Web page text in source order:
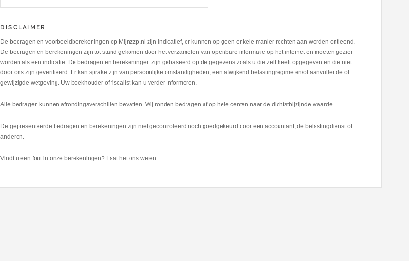
DISCLAIMER
De bedragen en voorbeeldberekeningen op Mijnzzp.nl zijn indicatief, er kunnen op geen enkele manier rechten aan worden ontleend.
De bedragen en berekeningen zijn tot stand gekomen door het verzamelen van openbare informatie op het internet en moeten gezien
worden als een indicatie. De bedragen en berekeningen zijn gebaseerd op de gegevens zoals u die zelf heeft opgegeven en die niet
door ons zijn geverifieerd. Er kan sprake zijn van persoonlijke omstandigheden, een afwijkend belastingregime en/of aanvullende of
gewijzigde wetgeving. Uw boekhouder of fiscalist kan u verder informeren.
Alle bedragen kunnen afrondingsverschillen bevatten. Wij ronden bedragen af op hele centen naar de dichtstbijzijnde waarde.
De gepresenteerde bedragen en berekeningen zijn niet gecontroleerd noch goedgekeurd door een accountant, de belastingdienst of
anderen.
Vindt u een fout in onze berekeningen? Laat het ons weten.